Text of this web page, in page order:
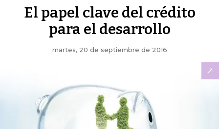
El papel clave del crédito
para el desarrollo
martes, 20 de septiembre de 2016